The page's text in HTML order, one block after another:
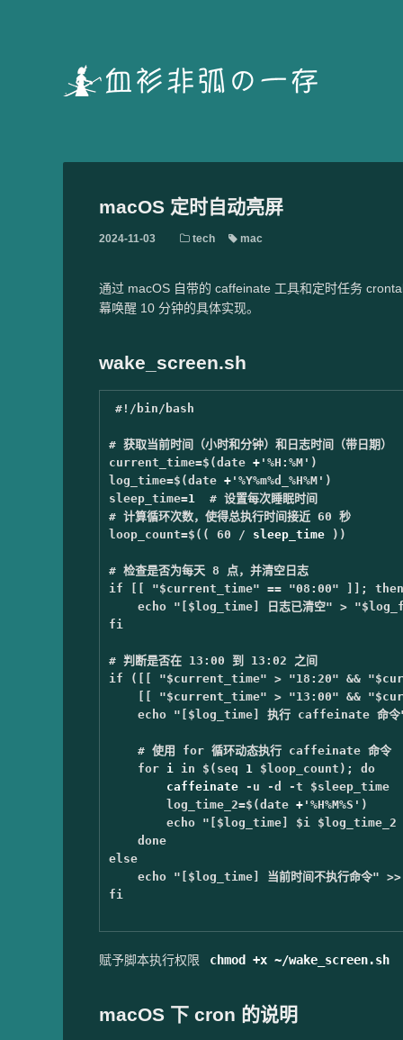
macOS 定时自动亮屏
2024-11-03 tech mac
通过 macOS 自带的 caffeinate 工具和定时任务
幕唤醒 10 分钟的具体实现。
wake_screen.sh
#!/bin/bash
# 获取当前时间（小时和分钟）和日志时间（带日期）
current_time=$(date + '%H:%M' )
log_time=$(date + '%Y%m%d_%H%M' )
sleep_time=1 # 设置每次睡眠时间
# 计算循环次数，使得总执行时间接近 60 秒
loop_count=$(( 60 / sleep_time ))
# 检查是否为每天 8 点，并清空日志
if
"$current_time" == "08:00" ;
then
echo "[ $log_time ] 日志已清空" > "
fi
# 判断是否在 13:00 到 13:02 之间
if
([[ "$current_time" > "18:20" && "
"$current_time" > "13:00" && "
echo "[ $log_time ] 执行 caffeinate 命
# 使用 for 循环动态执行 caffeinate 命令
for i in $( seq 1 $loop_count ) ;
do
caffeinate
-u -d -t
$sleep_time
log_time_2=$(date + '%H%M%S' )
echo "[ $log_time $i $log_time_2
done
else
echo "[ $log_time ] 当前时间不执行命令" >>
fi
赋予脚本执行权限 chmod +x ~/wake_screen.sh
macOS 下 cron 的说明